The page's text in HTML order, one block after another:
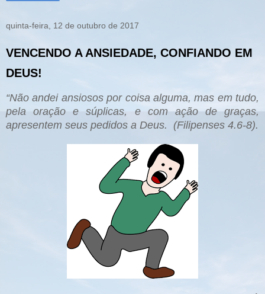
quinta-feira, 12 de outubro de 2017
VENCENDO A ANSIEDADE, CONFIANDO EM
DEUS!
“Não andei ansiosos por coisa alguma, mas em tudo,
pela oração e súplicas, e com ação de graças,
apresentem seus pedidos a Deus. (Filipenses 4.6-8).